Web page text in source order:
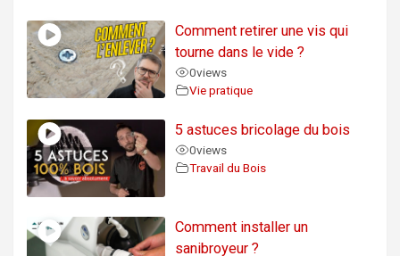
Comment retirer une vis qui
tourne dans le vide ?
0views
Vie pratique
5 astuces bricolage du bois
0views
Travail du Bois
Comment installer un
sanibroyeur ?